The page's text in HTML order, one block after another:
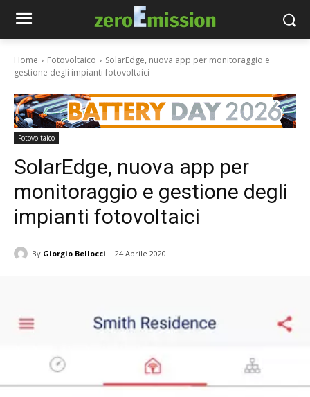
Home Fotovoltaico
SolarEdge, nuova app per monitoraggio e
gestione degli impianti fotovoltaici
Fotovoltaico
SolarEdge, nuova app per
monitoraggio e gestione degli
impianti fotovoltaici
By Giorgio Bellocci 24 Aprile 2020